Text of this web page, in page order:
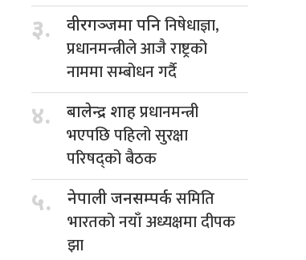
३. वीरगञ्जमा पनिनिषेधाज्ञा,
प्रधानमन्त्रीले आजै राष्ट्रको
नाममा सम्बोधन गर्दै
४. बालेन्द्र शाहप्रधानमन्त्री
भएपछि पहिलो सुरक्षा
परिषद्को बैठक
५. नेपाली जनसम्पर्कसमिति
भारतको नयाँ अध्यक्षमा दीपक
झा